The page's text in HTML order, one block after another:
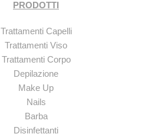
PRODOTTI
Trattamenti Capelli
Trattamenti Viso
Trattamenti Corpo
Depilazione
Make Up
Nails
Barba
Disinfettanti